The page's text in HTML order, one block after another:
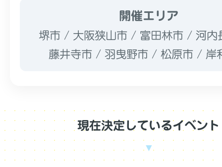
開催エリア
堺市 / 大阪狭山市 / 富田林市 / 河内
藤井寺市 / 羽曳野市 / 松原市 / 岸
現在決定しているイベント